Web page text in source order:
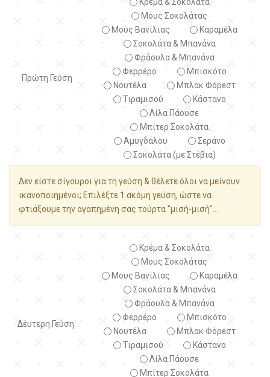
Πρώτη Γεύση
Μους Σοκολάτας
Μους Βανίλιας
Καραμέλα
Σοκολάτα & Μπανάνα
Φράουλα & Μπανάνα
Φερρέρο
Μπισκότο
Νουτέλα
Μπλακ Φόρεστ
Τιραμισού
Κάστανο
Λίλα Πάουσε
Μπίτερ Σοκολάτα
Αμυγδάλου
Σεράνο
Σοκολάτα (με Στέβια)
Δεν είστε σίγουροι για τη γεύση & θέλετε όλοι να μείνουν
ικανοποιημένοι; Επιλέξτε 1 ακόμη γεύση, ώστε να
φτιάξουμε την αγαπημένη σας τούρτα "μισή-μισή"...
Δέυτερη Γεύση:
Κρέμα & Σοκολάτα
Μους Σοκολάτας
Μους Βανίλιας
Καραμέλα
Σοκολάτα & Μπανάνα
Φράουλα & Μπανάνα
Φερρέρο
Μπισκότο
Νουτέλα
Μπλακ Φόρεστ
Τιραμισού
Κάστανο
Λίλα Πάουσε
Μπίτερ Σοκολάτα